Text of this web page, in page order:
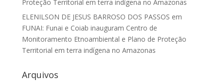
Proteção Territorial em terra indígena no Amazonas
ELENILSON DE JESUS BARROSO DOS PASSOS em
FUNAI: Funai e Coiab inauguram Centro de
Monitoramento Etnoambiental e Plano de Proteção
Territorial em terra indígena no Amazonas
Arquivos